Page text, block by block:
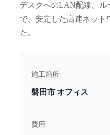
デスクへのLAN配線、ル
で、安定した高速ネット
た。
施工箇所
磐田市 オフィス
費用